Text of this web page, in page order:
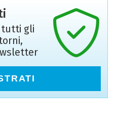
tutti gli